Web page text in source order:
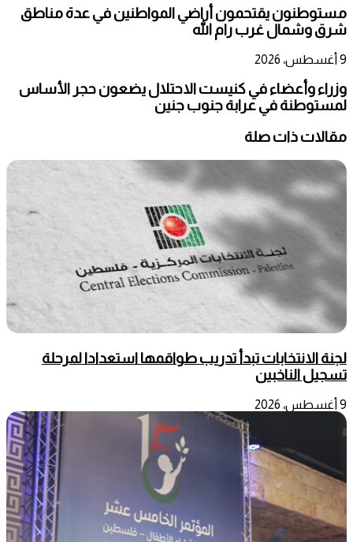
مستوطنون يقتحمون أراضي المواطنين في عدة مناطق
شرق وشمال غرب رام الله
9 أغسطس، 2026
وزراء وأعضاء في كنيست الاحتلال يضعون حجر الأساس
لمستوطنة في عرابة جنوب جنين
مقالات ذات صلة
لجنة الانتخابات تبدأ تدريب طواقمها استعدادا لمرحلة
تسجيل الناخبين
9 أغسطس، 2026